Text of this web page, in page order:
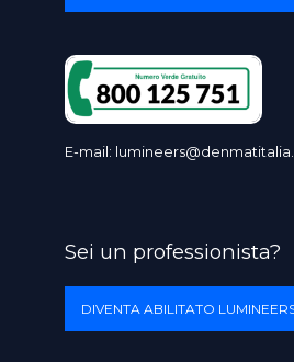
E-mail:
Sei un professionista?
DIVENTA ABILITATO